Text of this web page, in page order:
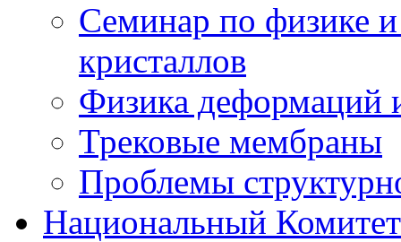
Семинар по физике
кристаллов
Физика деформаций
Трековые мембраны
Проблемы
Национальный